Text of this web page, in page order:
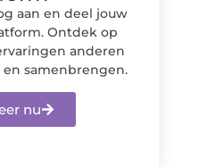
aan en deel jouw
Ontdek op
anderen
samenbrengen.
nu